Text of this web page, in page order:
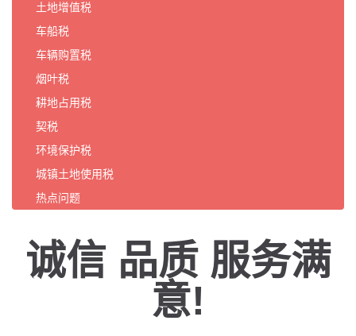
土地增值税
车船税
车辆购置税
烟叶税
耕地占用税
契税
环境保护税
城镇土地使用税
热点问题
诚信 品质 服务满
意!